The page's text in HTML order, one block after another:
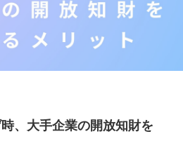
、大手企業の開放知財を